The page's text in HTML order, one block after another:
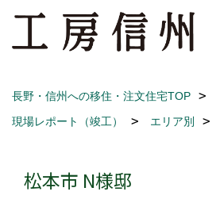
長野・信州への移住・注文住宅TOP
現場レポート（竣工）
エリア別
松本市 N様邸